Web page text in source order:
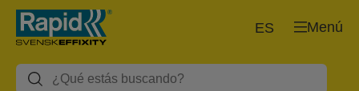
Menú
ES